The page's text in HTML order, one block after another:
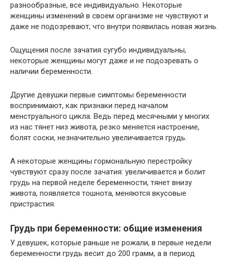
разнообразные, все индивидуально. Некоторые
женщины изменений в своем организме не чувствуют и
даже не подозревают, что внутри появилась новая жизнь.
Ощущения после зачатия сугубо индивидуальны,
некоторые женщины могут даже и не подозревать о
наличии беременности.
Другие девушки первые симптомы беременности
воспринимают, как признаки перед началом
менструального цикла. Ведь перед месячными у многих
из нас тянет низ живота, резко меняется настроение,
болят соски, незначительно увеличивается грудь.
А некоторые женщины гормональную перестройку
чувствуют сразу после зачатия: увеличивается и болит
грудь на первой неделе беременности, тянет внизу
живота, появляется тошнота, меняются вкусовые
пристрастия.
Грудь при беременности: общие изменения
У девушек, которые раньше не рожали, в первые недели
беременности грудь весит до 200 грамм, а в период